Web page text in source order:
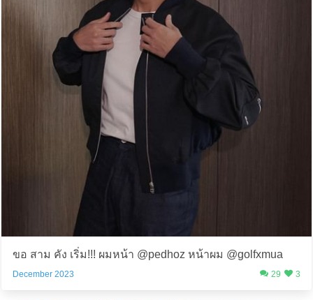
ขอ สาม คัง เริ่ม!!! ผมหน้า @pedhoz หน้าผม @golfxmua
December 2023 29 3